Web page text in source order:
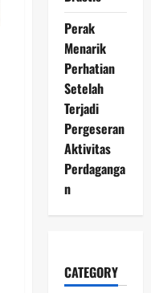
Perak
Menarik
Perhatian
Setelah
Terjadi
Pergeseran
Aktivitas
Perdaganga
n
CATEGORY